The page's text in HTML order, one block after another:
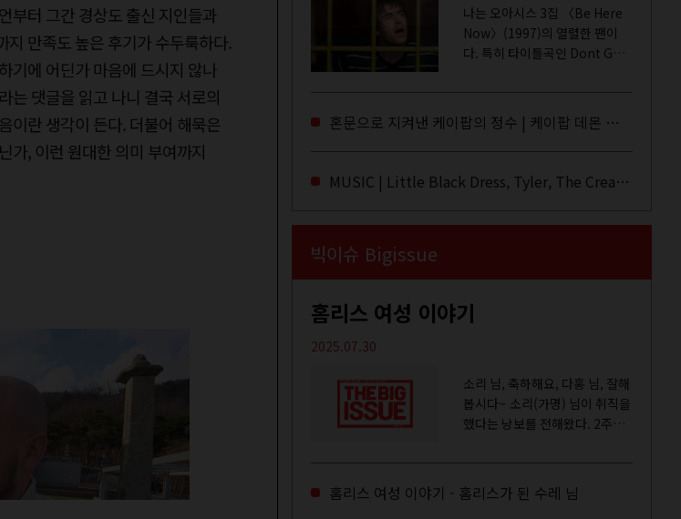
부터 그간 경상도 출신 지인들과
만족도 높은 후기가 수두룩하다.
기에 어딘가 마음에 드시지 않나
는 댓글을 읽고 나니 결국 서로의
이란 생각이 든다. 더불어 해묵은
가, 이런 원대한 의미 부여까지
나는 오아시스 3집 〈Be Here
Now〉(1997)의 열렬한 팬이
다. 특히 타이틀곡인 Dont Go
라이브·데모·부틀렉을 합쳐 3만
번 이상은 듣지 않았나 싶다. 이
혼문으로 지켜낸 케이팝의 정수 | 케이팝 데몬 헌터스
MUSIC | Little Black Dress, Tyler, The Creator, Essie Jain
빅이슈 Bigissue
홈리스 여성 이야기
2025.07.30
소리 님, 축하해요, 다홍 님, 잘해
봅시다~ 소리(가명) 님이 취직을
했다는 낭보를 전해왔다. 2주일
하고, 저 오늘이 마지막이에요,
이렇게 인사를 하고 가셨던...
홈리스 여성 이야기 - 홈리스가 된 수레 님